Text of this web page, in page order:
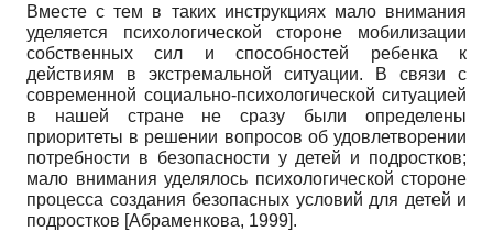
Вместе с тем в таких инструкциях мало внимания
уделяется психологической стороне мобилизации
собственных сил и способностей ребенка к
действиям в экстремальной ситуации. В связи с
современной социально-психологической ситуацией
в нашей стране не сразу были определены
приоритеты в решении вопросов об удовлетворении
потребности в безопасности у детей и подростков;
мало внимания уделялось психологической стороне
процесса создания безопасных условий для детей и
подростков [Абраменкова, 1999].